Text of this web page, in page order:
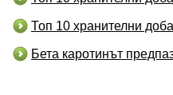
Топ 10 хранителни
Бета каротинът